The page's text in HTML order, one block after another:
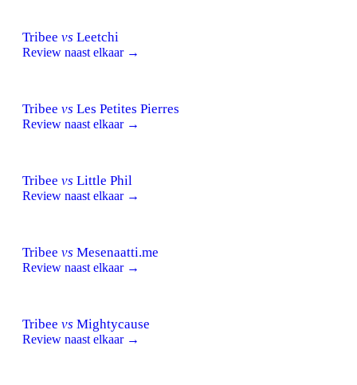
Tribee vs Leetchi
Review naast elkaar →
Tribee vs Les Petites Pierres
Review naast elkaar →
Tribee vs Little Phil
Review naast elkaar →
Tribee vs Mesenaatti.me
Review naast elkaar →
Tribee vs Mightycause
Review naast elkaar →